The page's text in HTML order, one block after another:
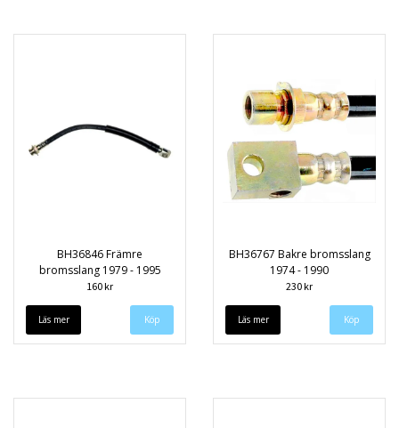
BH36846 Främre
bromsslang 1979 - 1995
160 kr
Läs mer
BH36767 Bakre bromsslang
1974 - 1990
230 kr
Läs mer